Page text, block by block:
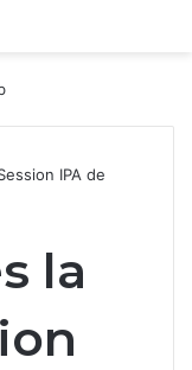
IPA de
la